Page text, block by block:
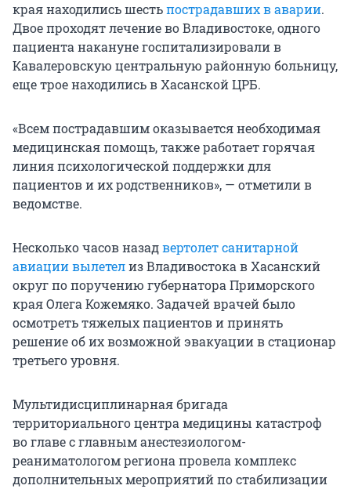
края находились шестьпострадавших в аварии.
Двое проходят лечение во Владивостоке, одного
пациента накануне госпитализировали в
Кавалеровскую центральную районную больницу,
еще трое находились в Хасанской ЦРБ.
«Всем пострадавшим оказывается необходимая
медицинская помощь, также работает горячая
линия психологической поддержки для
пациентов и их родственников», — отметили в
ведомстве.
Несколько часов назадвертолет санитарной
авиации вылетелиз Владивостока в Хасанский
округ по поручению губернатора Приморского
края Олега Кожемяко. Задачей врачей было
осмотреть тяжелых пациентов и принять
решение об их возможной эвакуации в стационар
третьего уровня.
Мультидисциплинарная бригада
территориального центра медицины катастроф
во главе с главным анестезиологом-
реаниматологом региона провела комплекс
дополнительных мероприятий по стабилизации